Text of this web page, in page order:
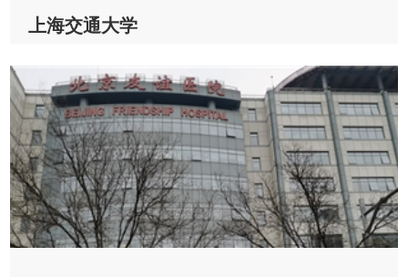
上海交通大学
2023-02-14
查看详情